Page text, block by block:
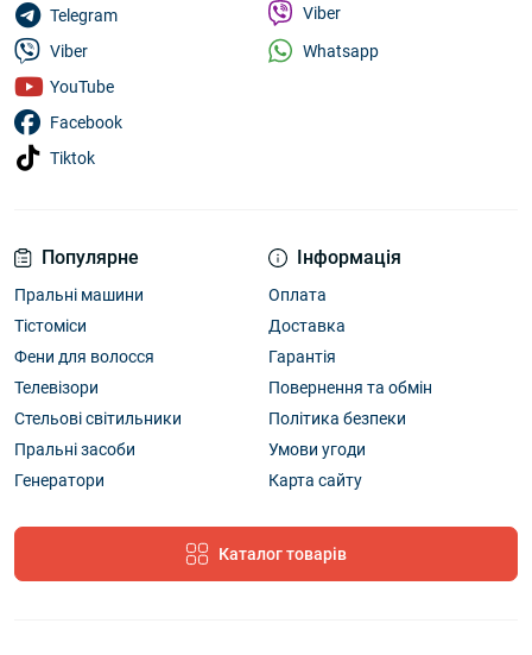
Популярне
Пральні машини
Тістоміси
Фени для волосся
Телевізори
Стельові світильники
Пральні засоби
Генератори
Інформація
Оплата
Доставка
Гарантія
Повернення та обмін
Політика безпеки
Умови угоди
Карта сайту
Каталог товарів
Telegram
Viber
YouTube
Facebook
Tiktok
Viber
Whatsapp